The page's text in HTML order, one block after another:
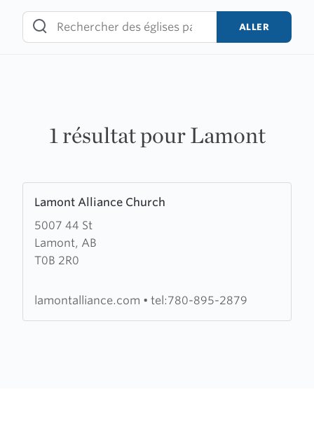
content
ALLER
1 résultat pour Lamont
Lamont Alliance Church
5007 44 St
Lamont, AB
T0B 2R0
more
about
Lamont
Alliance
lamontalliance.com • tel:780-895-2879